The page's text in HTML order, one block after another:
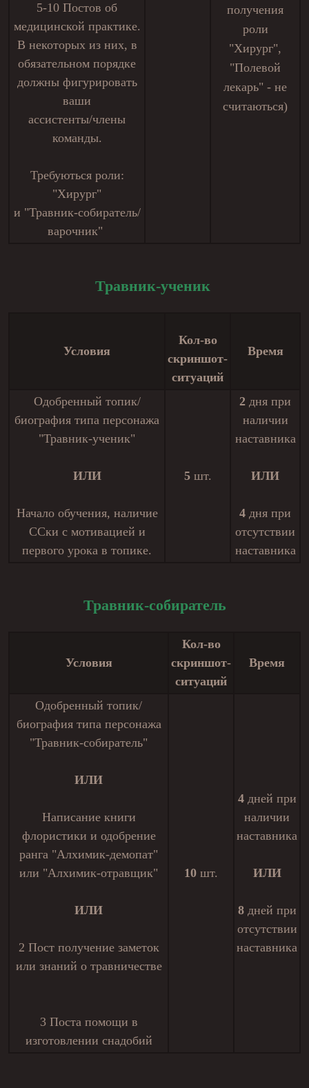
5-10 Постов об
медицинской практике.
В некоторых из них, в
обязательном порядке
должны фигурировать
ваши
ассистенты/члены
команды.
Требуються роли:
"Хирург"
и "Травник-собиратель/
варочник"
получения
роли
"Хирург",
"Полевой
лекарь" - не
считаються)
Травник-ученик
Условия
Кол-во
скриншот-
ситуаций
Время
Одобренный топик/
биография типа персонажа
"Травник-ученик"
ИЛИ
Начало обучения, наличие
ССки с мотивацией и
первого урока в топике.
5шт.
2 дня при
наличии
наставника
ИЛИ
4 дня при
отсутствии
наставника
Травник-собиратель
Условия
Кол-во
скриншот-
ситуаций
Время
Одобренный топик/
биография типа персонажа
"Травник-собиратель"
ИЛИ
Написание книги
флористики и одобрение
ранга "Алхимик-демопат"
или "Алхимик-отравщик"
ИЛИ
2 Пост получение заметок
или знаний о травничестве
3 Поста помощи в
изготовлении снадобий
10 шт.
4 дней при
наличии
наставника
ИЛИ
8дней при
отсутствии
наставника